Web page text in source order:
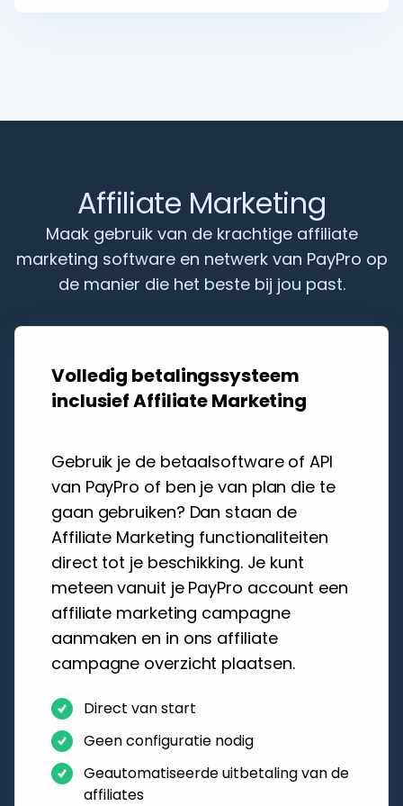
Affiliate Marketing
Maak gebruik van de krachtige affiliate
marketing software en netwerk van PayPro op
de manier die het beste bij jou past.
Volledig betalingssysteem
inclusief Affiliate Marketing
Gebruik je de betaalsoftware of API
van PayPro of ben je van plan die te
gaan gebruiken? Dan staan de
Affiliate Marketing functionaliteiten
direct tot je beschikking. Je kunt
meteen vanuit je PayPro account een
affiliate marketing campagne
aanmaken en in ons affiliate
campagne overzicht plaatsen.
Direct van start
Geen configuratie nodig
Geautomatiseerde uitbetaling van de
affiliates